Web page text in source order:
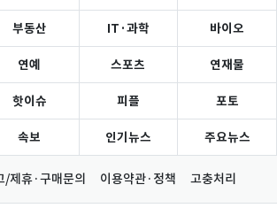
부동산 IT·과학 바이오
연예 스포츠 연재물
핫이슈 피플 포토
속보 인기뉴스 주요뉴스
/제휴·구매문의 이용약관·정책 고충처리